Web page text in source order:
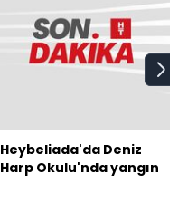
Heybeliada'da Deniz
Harp Okulu'nda yangın